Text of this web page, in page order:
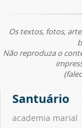
Os textos, fotos,
Não reproduza o
Santuário
academia marial